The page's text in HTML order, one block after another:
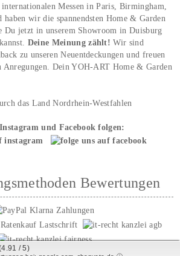
Messen in Paris, Birmingham,
wir die spannendsten Home & Garden
Du jetzt in unserem Showroom in Duisburg
Deine Meinung zählt!Wir sind
zu unseren Neuentdeckungen und freuen
Anregungen. Dein YOH‑ART Home & Garden
das Land Nordrhein-Westfahlen
und Facebook folgen:
Bewertungen
/ 5)